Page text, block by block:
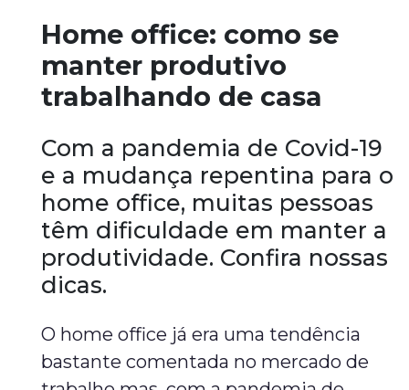
Home office: como se
manter produtivo
trabalhando de casa
Com a pandemia de Covid-19
e a mudança repentina para o
home office, muitas pessoas
têm dificuldade em manter a
produtividade. Confira nossas
dicas.
O home office já era uma tendência
bastante comentada no mercado de